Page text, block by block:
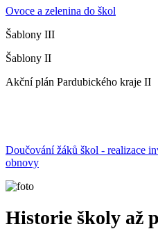
Ovoce a zelenina do škol
Šablony III
Šablony II
Akční plán Pardubického kraje II
Doučování žáků škol - realizace
obnovy
Historie školy až